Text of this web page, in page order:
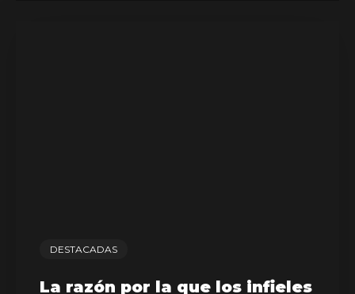
DESTACADAS
La razón por la que los infieles